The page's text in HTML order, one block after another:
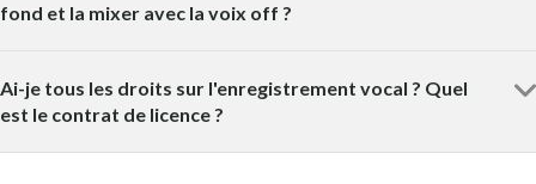
fond et la mixer avec la voix off ?
Ai-je tous les droits sur l'enregistrement vocal ? Quel
est le contrat de licence ?